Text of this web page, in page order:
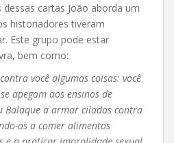
cartas João aborda um
historiadores tiveram
Este grupo pode estar
bem como:
você algumas coisas: você
apegam aos ensinos de
Balaque a armar ciladas contra
os a comer alimentos